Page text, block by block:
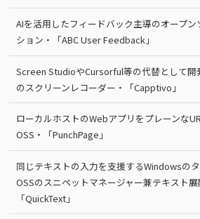
AIを活用したフィードバック主導のオープ
ション・「ABC User Feedback」
Screen StudioやCursorful等の代替として開
のスクリーンレコーダー・「Capptivo」
ローカルホストのWebアプリをプレーンな
OSS・「PunchPage」
同じテキストの入力を支援するWindowsの
OSSのスニペットマネージャー兼テキスト展
「QuickText」